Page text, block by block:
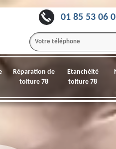
01 85 53 06
Réparation de
toiture 78
Etanchéité
toiture 78